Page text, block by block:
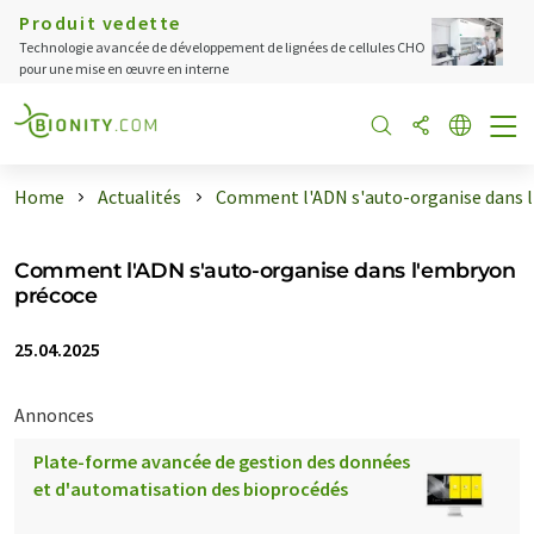
Produit vedette
Technologie avancée de développement de lignées de cellules CHO
pour une mise en œuvre en interne
Home Actualités Comment l'ADN s'auto-organise dans l
Comment l'ADN s'auto-organise dans l'embryon
précoce
25.04.2025
Annonces
Plate-forme avancée de gestion des données
et d'automatisation des bioprocédés